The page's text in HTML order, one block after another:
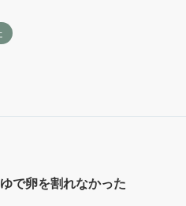
で卵を割れなかった